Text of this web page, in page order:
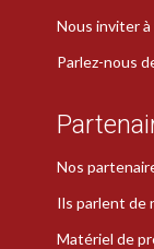
Nous inviter
Parlez-nous
Nos
Ils parlent de
Matériel de